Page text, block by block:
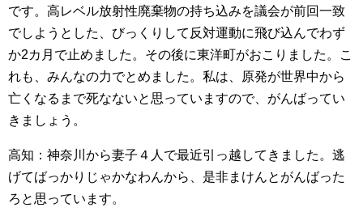
です。高レベル放射性廃棄物の持ち込みを議会が前回一致
でしようとした、びっくりして反対運動に飛び込んでわず
か2カ月で止めました。その後に東洋町がおこりました。こ
れも、みんなの力でとめました。私は、原発が世界中から
亡くなるまで死なないと思っていますので、がんばってい
きましょう。
高知：神奈川から妻子４人で最近引っ越してきました。逃
げてばっかりじゃかなわんから、是非まけんとがんばった
ろと思っています。